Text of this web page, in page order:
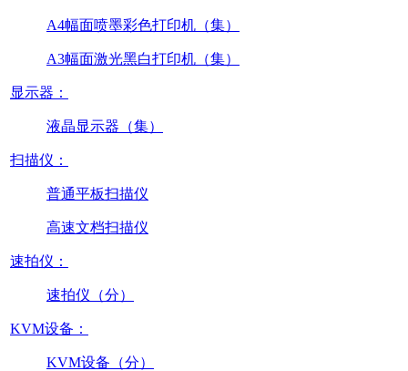
A4幅面喷墨彩色打印机（集）
A3幅面激光黑白打印机（集）
显示器：
液晶显示器（集）
扫描仪：
普通平板扫描仪
高速文档扫描仪
速拍仪：
速拍仪（分）
KVM设备：
KVM设备（分）